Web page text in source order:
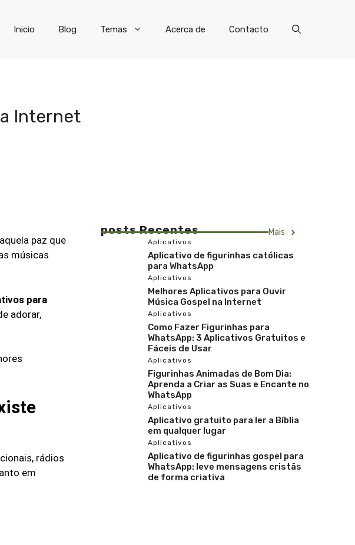
Inicio Blog Temas Acerca de Contacto
Internet
paz que
músicas
para
adorar,
rádios
em
posts Recentes Mais
Aplicativos
Aplicativo de figurinhas católicas
para WhatsApp
Aplicativos
Melhores Aplicativos para Ouvir
Música Gospel na Internet
Aplicativos
Como Fazer Figurinhas para
WhatsApp: 3 Aplicativos Gratuitos e
Fáceis de Usar
Aplicativos
Figurinhas Animadas de Bom Dia:
Aprenda a Criar as Suas e Encante no
WhatsApp
Aplicativos
Aplicativo gratuito para ler a Bíblia
em qualquer lugar
Aplicativos
Aplicativo de figurinhas gospel para
WhatsApp: leve mensagens cristãs
de forma criativa